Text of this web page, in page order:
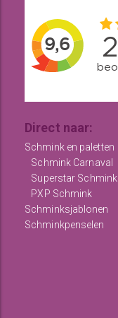
Direct naar:
Schmink en paletten
Schmink Carnaval
Superstar Schmink
PXP Schmink
Schminksjablonen
Schminkpenselen